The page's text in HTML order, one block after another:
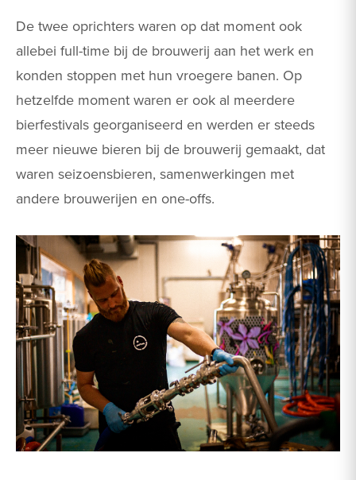
De twee oprichters waren op dat moment ook
allebei full-time bij de brouwerij aan het werk en
konden stoppen met hun vroegere banen. Op
hetzelfde moment waren er ook al meerdere
bierfestivals georganiseerd en werden er steeds
meer nieuwe bieren bij de brouwerij gemaakt, dat
waren seizoensbieren, samenwerkingen met
andere brouwerijen en one-offs.